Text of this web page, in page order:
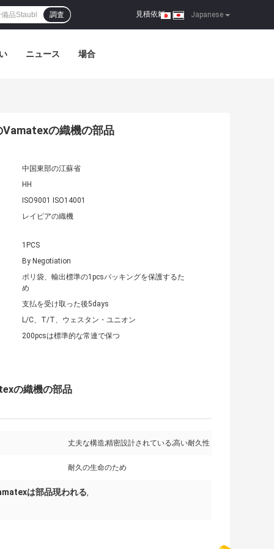
Japanese
見積依頼 |
調査
ニュース 場合
の織機の部品
中国東部の江蘇省
HH
ISO9001 ISO14001
レイピアの織機
1PCS
By Negotiation
ポリ袋、輸出標準の1pcsパッキングを保護するた
め
支払を受け取った後5days
L/C、T/T、ウェスタン・ユニオン
200pcsは標準的な常連で保つ
の織機の部品
丈夫な構造;精密設計されている;高い耐久性
耐久の生命のため
は部品現われる,